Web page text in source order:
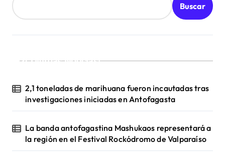
Buscar
¡Ultimas Noticias!
2,1 toneladas de marihuana fueron incautadas tras
investigaciones iniciadas en Antofagasta
La banda antofagastina Mashukaos representará a
la región en el Festival Rockódromo de Valparaíso